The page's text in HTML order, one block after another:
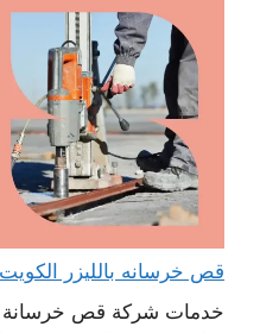
قص خرسانه بالليزر الكويت 65932555 فتح كور تكييف